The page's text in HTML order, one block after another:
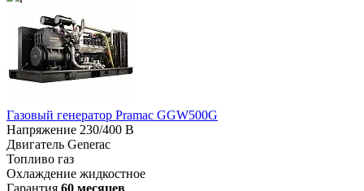
Газовый генератор Pramac GGW500G
Напряжение 230/400 В
Двигатель Generac
Топливо газ
Охлаждение жидкостное
Гарантия 60 месяцев